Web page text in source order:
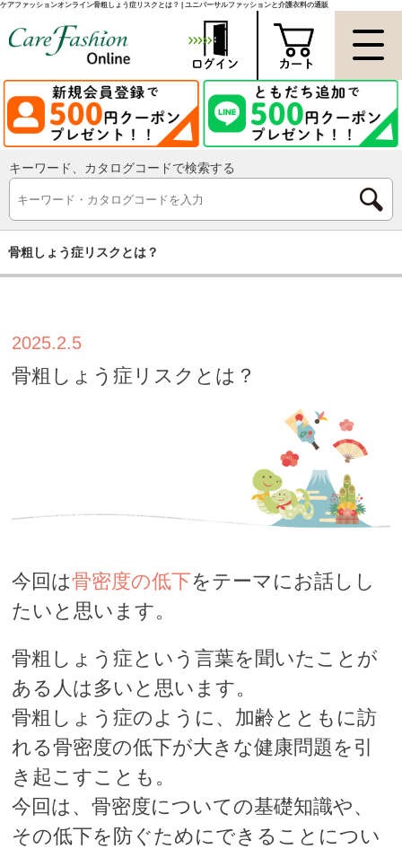
ケアファッションオンライン骨粗しょう症リスクとは？ | ユニバーサルファッションと介護衣料の通販
キーワード、カタログコードで検索する
骨粗しょう症リスクとは？
2025.2.5
骨粗しょう症リスクとは？
今回は骨密度の低下をテーマにお話しし
たいと思います。
骨粗しょう症という言葉を聞いたことが
ある人は多いと思います。
骨粗しょう症のように、加齢とともに訪
れる骨密度の低下が大きな健康問題を引
き起こすことも。
今回は、骨密度についての基礎知識や、
その低下を防ぐためにできることについ